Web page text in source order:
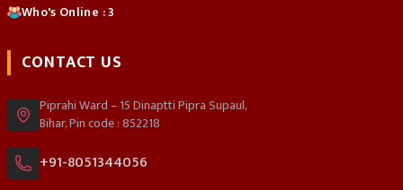
Who's Online : 3
CONTACT US
Piprahi Ward – 15 Dinaptti Pipra Supaul,
Bihar, Pin code : 852218
+91-8051344056